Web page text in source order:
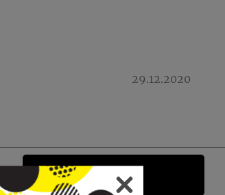
29.12.2020
PRIJAVI SE